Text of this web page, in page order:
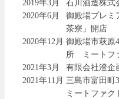
2019年3月
石川酒造株式
2020年6月
御殿場プレミ
茶寮」開店
2020年12月 御殿場市萩原
所 ミートフ
2021年3月
有限会社澄企
2021年11月 三島市富田
ミートファク